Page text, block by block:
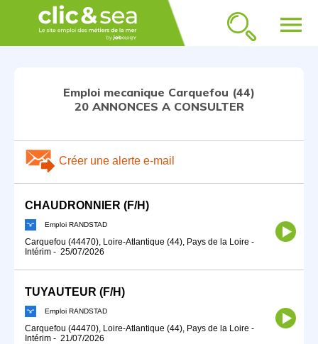
menu
Emploi mecanique Carquefou (44)
20 ANNONCES A CONSULTER
Créer une alerte e-mail
CHAUDRONNIER (F/H)
Emploi RANDSTAD
Carquefou (44470), Loire-Atlantique (44), Pays de la Loire -
Intérim - 25/07/2026
TUYAUTEUR (F/H)
Emploi RANDSTAD
Carquefou (44470), Loire-Atlantique (44), Pays de la Loire -
Intérim - 21/07/2026